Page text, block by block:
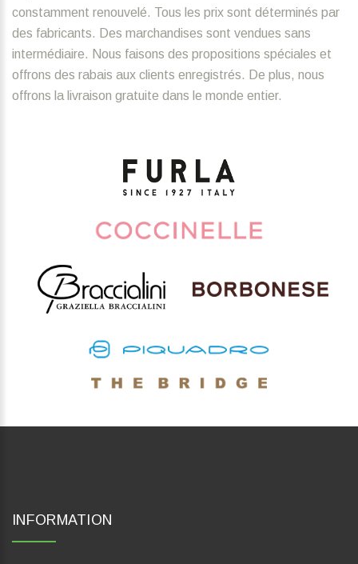
constamment renouvelé. Tous les prix sont déterminés par
des fabricants. Des marchandises sont vendues sans
intermédiaire. Nous faisons des propositions spéciales et
offrons des rabais aux clients enregistrés. De plus, nous
offrons la livraison gratuite dans le monde entier.
INFORMATION